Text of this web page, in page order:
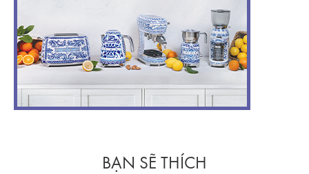
BẠN SẼ THÍCH